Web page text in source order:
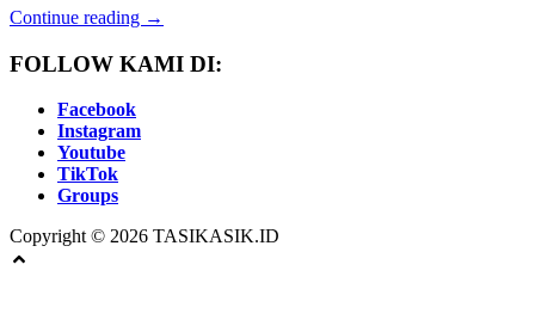
Continue reading →
FOLLOW KAMI DI:
Facebook
Instagram
Youtube
TikTok
Groups
Copyright © 2026 TASIKASIK.ID